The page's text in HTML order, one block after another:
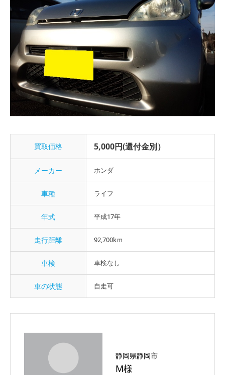
買取価格 5,000円(還付金別）
メーカー ホンダ
車種 ライフ
年式 平成17年
走行距離 92,700kｍ
車検 車検なし
車の状態 自走可
静岡県静岡市
M様
会社概要
お問い合わせ